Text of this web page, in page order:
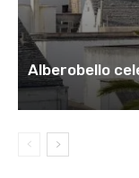
Alberobello